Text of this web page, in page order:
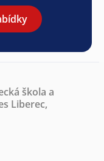
škola a
Liberec,